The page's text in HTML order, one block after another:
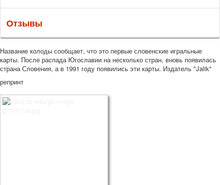
Отзывы
Название колоды сообщает, что это первые словенские игральные
карты. После распада Югославии на несколько стран, вновь появилась
страна Словения, а в 1991 году появились эти карты. Издатель "Jalik"
репринт